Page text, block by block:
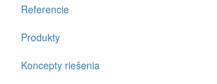
Referencie
Produkty
Koncepty riešenia